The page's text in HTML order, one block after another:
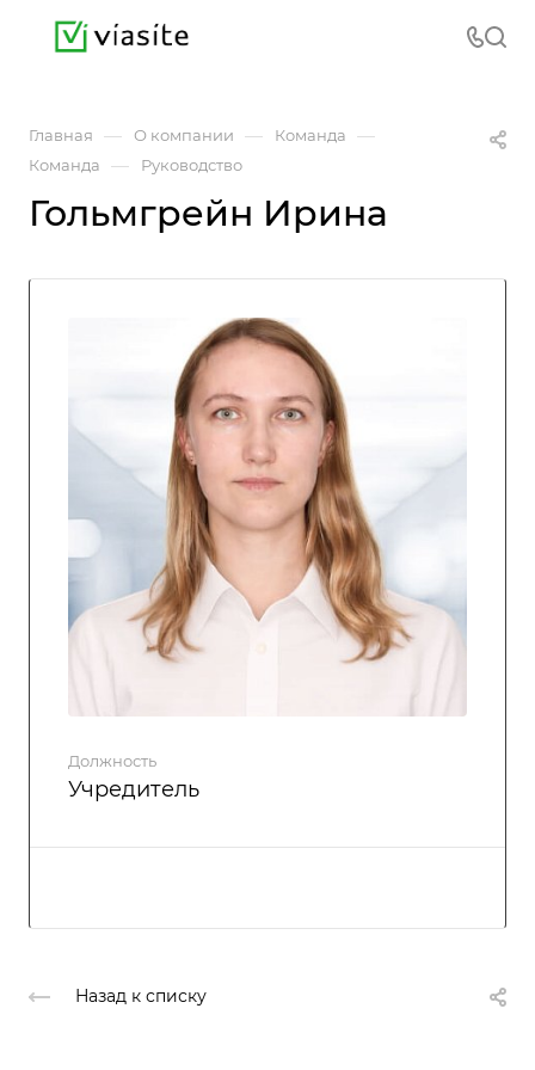
Главная — О компании — Команда —
Команда — Руководство
Гольмгрейн Ирина
Должность
Учредитель
Назад к списку